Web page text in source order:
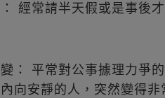
經常請半天假或是事後
： 平常對公事據理力爭
向安靜的人，突然變得